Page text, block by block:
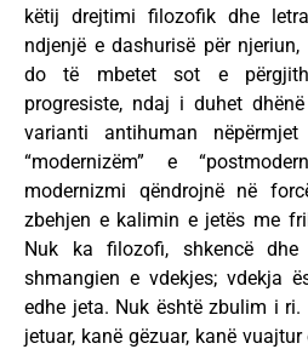
këtij drejtimi filozofik dhe
ndjenjë e dashurisë për
do të mbetet sot e
progresiste, ndaj i duhet
varianti antihuman
“modernizëm” e
modernizmi qëndrojnë në
zbehjen e kalimin e jetës me
Nuk ka filozofi, shkencë
shmangien e vdekjes; vdekja
edhe jeta. Nuk është zbulim i
jetuar, kanë gëzuar, kanë